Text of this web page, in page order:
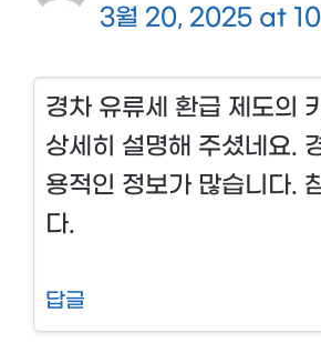
3월 20, 2025 at
경차 유류세 환급 제도의
상세히 설명해 주셨네요.
용적인 정보가 많습니다.
다.
답글